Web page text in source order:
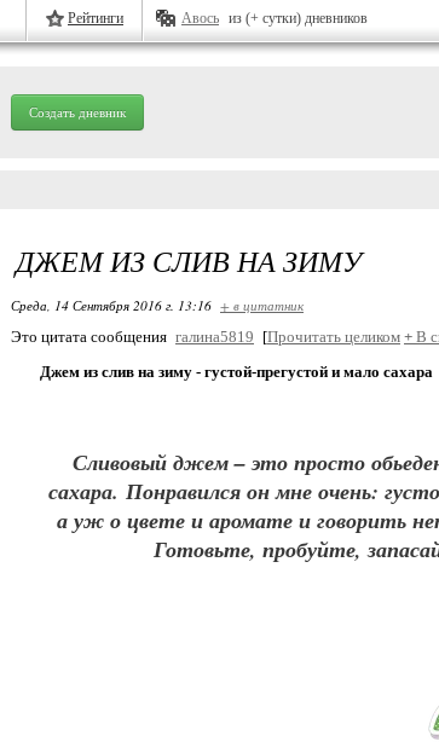
Рейтинги Авось из (+ сутки) дневников
Создать дневник
ДЖЕМ ИЗ СЛИВ НА ЗИМУ
Среда, 14 Сентября 2016 г. 13:16 + в цитатник
Это цитата сообщения галина5819 [Прочитать целиком + В
Джем из слив на зиму - густой-прегустой и мало сахара
Сливовый джем – это просто
сахара. Понравился он мне очень:
а уж о цвете и аромате и говорить
Готовьте, пробуйте,